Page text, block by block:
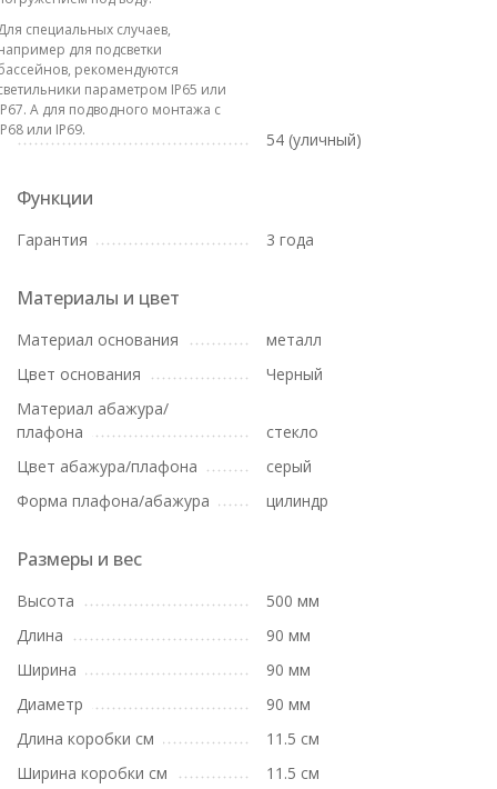
специальных случаев,
для подсветки
рекомендуются
параметром IP65 или
А для подводного монтажа с
или IP69.
54 (уличный)
Функции
Гарантия 3 года
Материалы и цвет
Материал основания
металл
Цвет основания
Черный
Материал абажура/
плафона
стекло
Цвет абажура/плафона
серый
Форма плафона/абажура
цилиндр
Размеры и вес
Высота
500 мм
Длина
90 мм
Ширина
90 мм
Диаметр
90 мм
Длина коробки см
11.5 см
Ширина коробки см
11.5 см